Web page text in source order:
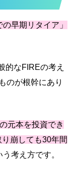
早期リタイア」
的なFIREの考え
のが根幹にあり
元本を投資でき
崩しても30年間
う考え方です。